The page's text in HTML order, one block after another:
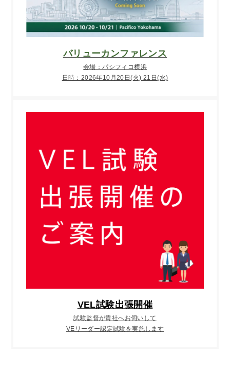
バリューカンファレンス
会場：パシフィコ横浜
日時：2026年10月20日(火) 21日(水)
VEL試験出張開催
試験監督が貴社へお伺いして
VEリーダー認定試験を実施します